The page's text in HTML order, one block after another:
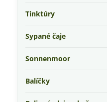
Tinktúry
Sypané čaje
Sonnenmoor
Balíčky